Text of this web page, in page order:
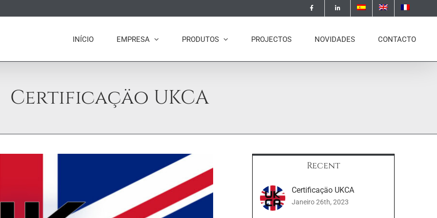
INÍCIO EMPRESA PRODUTOS PROJECTOS NOVIDADES CONTACTO
Certificaçäo UKCA
Recent
Certificaçäo UKCA
Janeiro 26th, 2023